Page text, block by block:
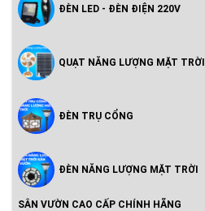
ĐÈN LED - ĐÈN ĐIỆN 220V
Hoàng Quốc Bảo - Độ Sáng Cao,
QUẠT NĂNG LƯỢNG MẶT TRỜI
ĐÈN TRỤ CỔNG
ĐÈN NĂNG LƯỢNG MẶT TRỜI
SÂN VƯỜN CAO CẤP CHÍNH HÃNG